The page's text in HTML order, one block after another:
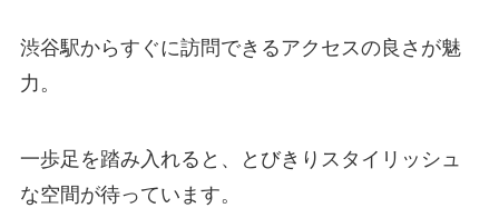
渋谷駅からすぐに訪問できるアクセスの良さが魅
力。
一歩足を踏み入れると、とびきりスタイリッシュ
な空間が待っています。